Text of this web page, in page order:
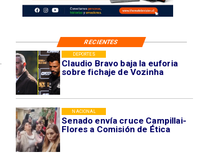
Claudio Bravo baja la euforia
sobre fichaje de Vozinha
DEPORTES
Senado envía cruce Campillai-
Flores a Comisión de Ética
NACIONAL
RECIENTES